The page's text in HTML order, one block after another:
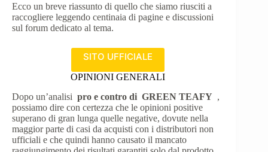
Ecco un breve riassunto di quello che siamo riusciti a
raccogliere leggendo centinaia di pagine e discussioni
sul forum dedicato al tema.
SITO UFFICIALE
OPINIONI GENERALI
Dopo un’analisi pro e contro di GREEN TEAFY ,
possiamo dire con certezza che le opinioni positive
superano di gran lunga quelle negative, dovute nella
maggior parte di casi da acquisti con i distributori non
ufficiali e che quindi hanno causato il mancato